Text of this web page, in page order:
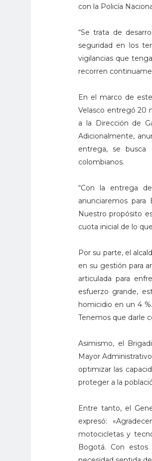
con la Policía
“Se trata de
seguridad en los
vigilancias que
recorren
En el marco de
Velasco entregó 20
a la Dirección de
Adicionalmente,
entrega, se busca
colombianos.
“Con la entrega
anunciaremos
Nuestro propósito
cuota inicial de lo
Por su parte, el
en su gestión para
articulada para
esfuerzo grande,
homicidio en un 4
Tenemos que darle
Asimismo, el
Mayor
optimizar las
proteger a la
Entre tanto, el
expresó:
motocicletas y
Bogotá. Con